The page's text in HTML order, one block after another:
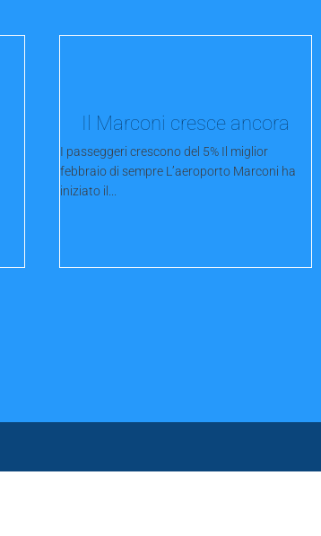
Il Marconi cresce ancora
I passeggeri crescono del 5% Il miglior
febbraio di sempre L’aeroporto Marconi ha
iniziato il...